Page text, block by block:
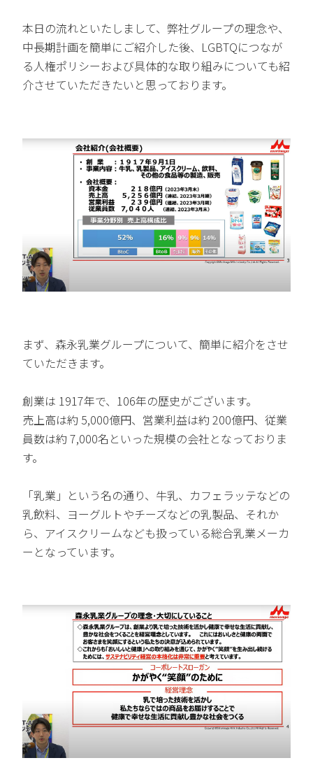
本日の流れといたしまして、弊社グループの理念や、
中長期計画を簡単にご紹介した後、LGBTQにつなが
る人権ポリシーおよび具体的な取り組みについても紹
介させていただきたいと思っております。
まず、森永乳業グループについて、簡単に紹介をさせ
ていただきます。
創業は 1917年で、106年の歴史がございます。
売上高は約 5,000億円、営業利益は約 200億円、従業
員数は約 7,000名といった規模の会社となっておりま
す。
「乳業」という名の通り、牛乳、カフェラッテなどの
乳飲料、ヨーグルトやチーズなどの乳製品、それか
ら、アイスクリームなども扱っている総合乳業メーカ
ーとなっています。